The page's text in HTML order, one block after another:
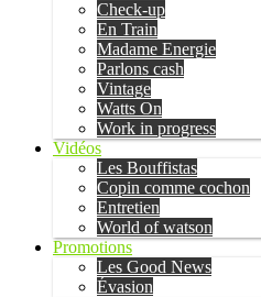
Check-up
En Train
Madame Energie
Parlons cash
Vintage
Watts On
Work in progress
Vidéos
Les Bouffistas
Copin comme cochon
Entretien
World of watson
Promotions
Les Good News
Évasion